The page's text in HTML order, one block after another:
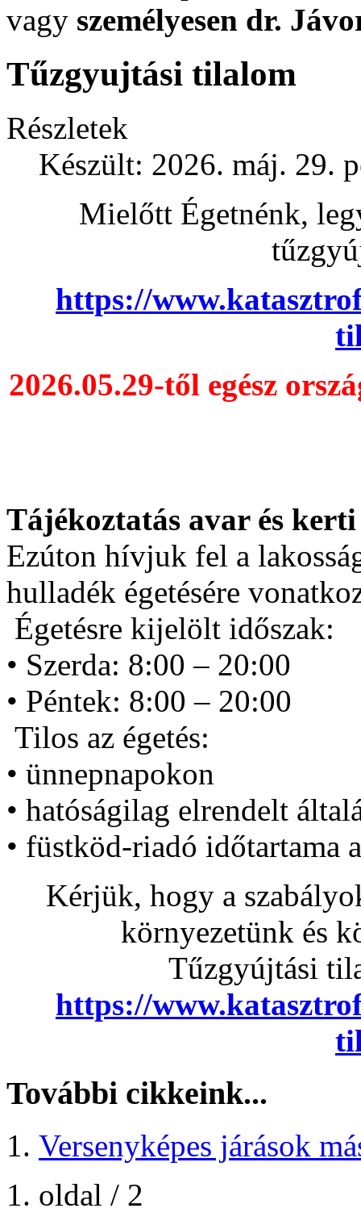
vagy személyesen dr.
Tűzgyujtási tilalom
Részletek
Készült: 2026. máj. 29.
Mielőtt Égetnénk,
https://
2026.05.29-től egész
Tájékoztatás avar és
Ezúton hívjuk fel a
hulladék égetésére
Égetésre kijelölt időszak:
• Szerda: 8:00 – 20:00
• Péntek: 8:00 – 20:00
Tilos az égetés:
• ünnepnapokon
• hatóságilag elrendelt
• füstköd-riadó időtartama
Kérjük, hogy a
környezetünk és
Tűzgyújtási
https://
További cikkeink...
Versenyképes járások
1. oldal / 2